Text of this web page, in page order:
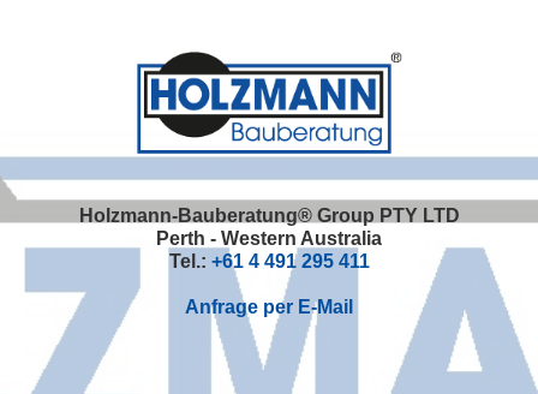
Holzmann-Bauberatung® Group PTY LTD
Perth - Western Australia
Tel.: +61 4 491 295 411
Anfrage per E-Mail